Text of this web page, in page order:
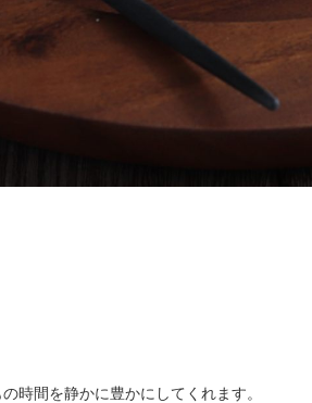
時間を静かに豊かにしてくれます。